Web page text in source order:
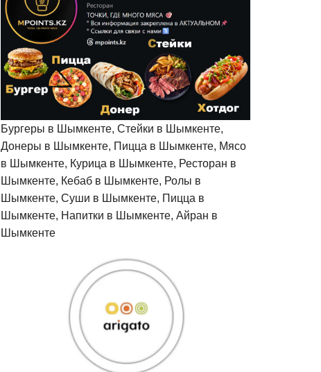
Бургеры в Шымкенте, Стейки в Шымкенте,
Донеры в Шымкенте, Пицца в Шымкенте, Мясо
в Шымкенте, Курица в Шымкенте, Ресторан в
Шымкенте, Кебаб в Шымкенте, Ролы в
Шымкенте, Суши в Шымкенте, Пицца в
Шымкенте, Напитки в Шымкенте, Айран в
Шымкенте